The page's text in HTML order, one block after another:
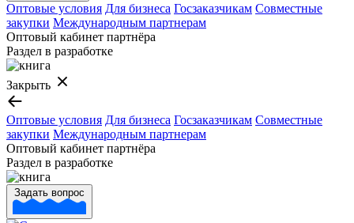
Оптовые условия Для бизнеса Госзаказчикам Совместные
закупки Международным партнерам
Оптовый кабинет партнёра
Раздел в разработке
Закрыть
Оптовые условия Для бизнеса Госзаказчикам Совместные
закупки Международным партнерам
Оптовый кабинет партнёра
Раздел в разработке
Задать вопрос